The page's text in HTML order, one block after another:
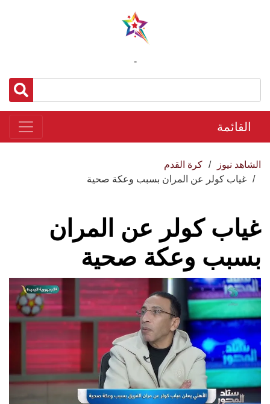
-
القائمة
الشاهد نيوز
كرة القدم
غياب كولر عن المران بسبب وعكة صحية
غياب كولر عن المران
بسبب وعكة صحية